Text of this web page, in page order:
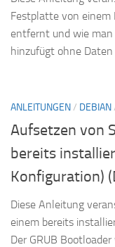
Festplatte von einem
entfernt und wie
hinzufügt ohne Daten
ANLEITUNGEN/ DEBIAN
Aufsetzen von
bereits
Konfiguration)
Diese Anleitung
einem bereits
Der GRUB